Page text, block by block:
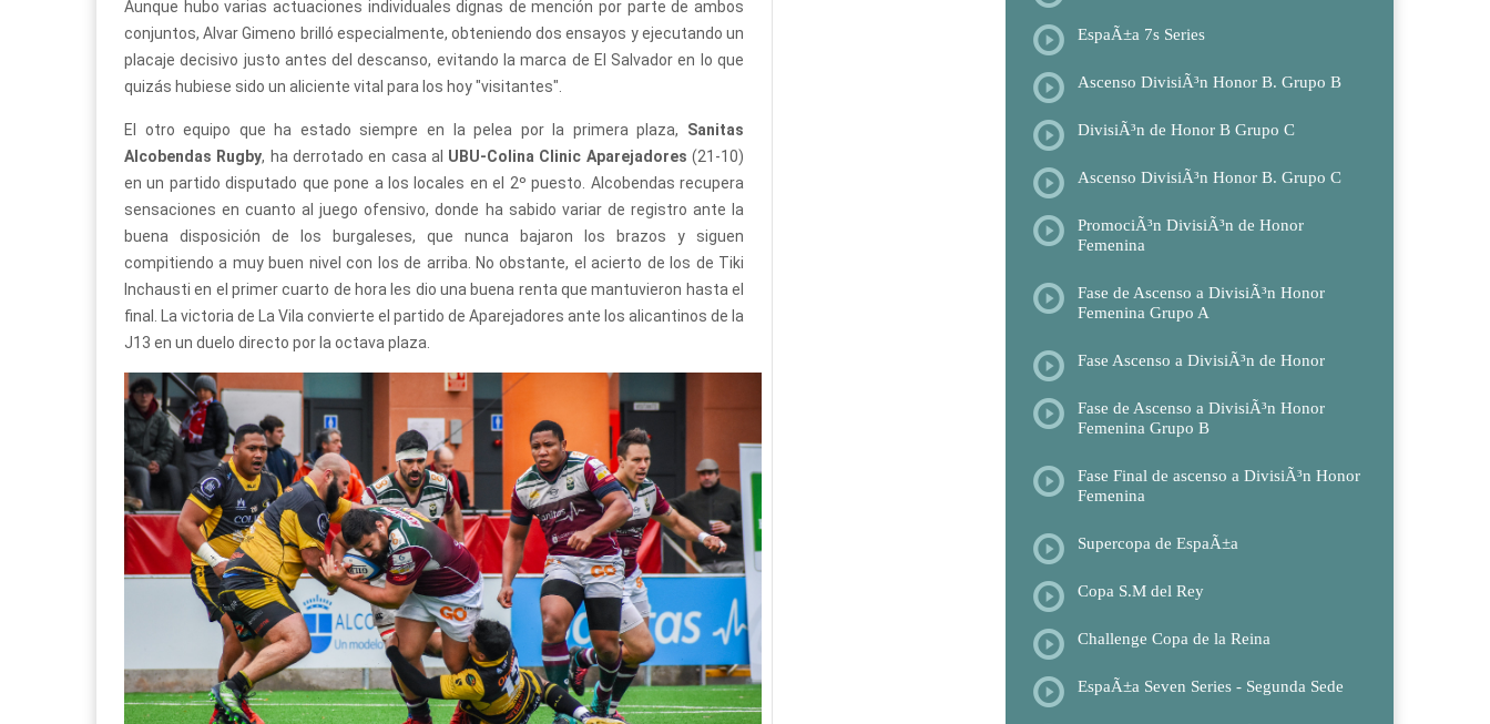
Aunque hubo varias actuaciones individuales dignas de mención por parte de ambos
conjuntos, Alvar Gimeno brilló especialmente, obteniendo dos ensayos y ejecutando un
placaje decisivo justo antes del descanso, evitando la marca de El Salvador en lo que
quizás hubiese sido un aliciente vital para los hoy "visitantes".
El otro equipo que ha estado siempre en la pelea por la primera plaza, Sanitas
Alcobendas Rugby, ha derrotado en casa al UBU-Colina Clinic Aparejadores (21-10)
en un partido disputado que pone a los locales en el 2º puesto. Alcobendas recupera
sensaciones en cuanto al juego ofensivo, donde ha sabido variar de registro ante la
buena disposición de los burgaleses, que nunca bajaron los brazos y siguen
compitiendo a muy buen nivel con los de arriba. No obstante, el acierto de los de Tiki
Inchausti en el primer cuarto de hora les dio una buena renta que mantuvieron hasta el
final. La victoria de La Vila convierte el partido de Aparejadores ante los alicantinos de la
J13 en un duelo directo por la octava plaza.
EspaÃ±a 7s Series
Ascenso DivisiÃ³n Honor B. Grupo B
DivisiÃ³n de Honor B Grupo C
Ascenso DivisiÃ³n Honor B. Grupo C
PromociÃ³n DivisiÃ³n de Honor
Femenina
Fase de Ascenso a DivisiÃ³n Honor
Femenina Grupo A
Fase Ascenso a DivisiÃ³n de Honor
Fase de Ascenso a DivisiÃ³n Honor
Femenina Grupo B
Fase Final de ascenso a DivisiÃ³n Honor
Femenina
Supercopa de EspaÃ±a
Copa S.M del Rey
Challenge Copa de la Reina
EspaÃ±a Seven Series - Segunda Sede